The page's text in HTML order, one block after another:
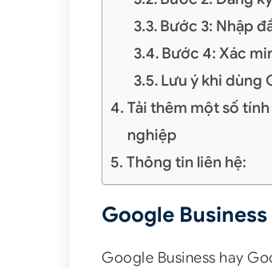
Bước 3: Nhập
Bước 4: Xác
Lưu ý khi dùng
Tải thêm một số
nghiệp
Thông tin liên hệ:
Google Business
Google Business hay